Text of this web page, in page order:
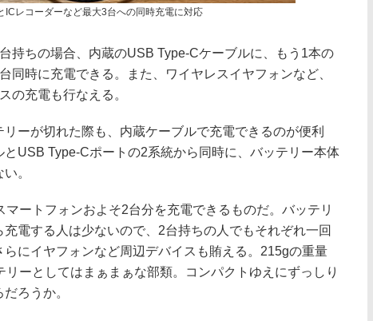
ICレコーダーなど最大3台への同時充電に対応
持ちの場合、内蔵のUSB Type-Cケーブルに、もう1本の
同時に充電できる。また、ワイヤレスイヤフォンなど、
の充電も行なえる。
ーが切れた際も、内蔵ケーブルで充電できるのが便利
とUSB Type-Cポートの2系統から同時に、バッテリー本体
。
マートフォンおよそ2台分を充電できるものだ。バッテリ
電する人は少ないので、2台持ちの人でもそれぞれ一回
らにイヤフォンなど周辺デバイスも賄える。215gの重量
リーとしてはまぁまぁな部類。コンパクトゆえにずっしり
ろうか。